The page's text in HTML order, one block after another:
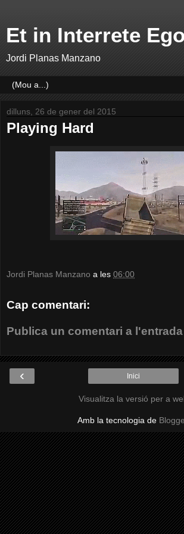
Et in Interrete Ego
Jordi Planas Manzano
dilluns, 26 de gener del 2015
Playing Hard
Jordi Planas Manzano a les 06:00
Cap comentari:
Publica un comentari a l'entrada
‹ Inici
Visualitza la versió per a
Amb la tecnologia de